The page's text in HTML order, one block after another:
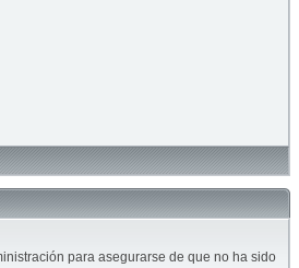
para asegurarse de que no ha sido